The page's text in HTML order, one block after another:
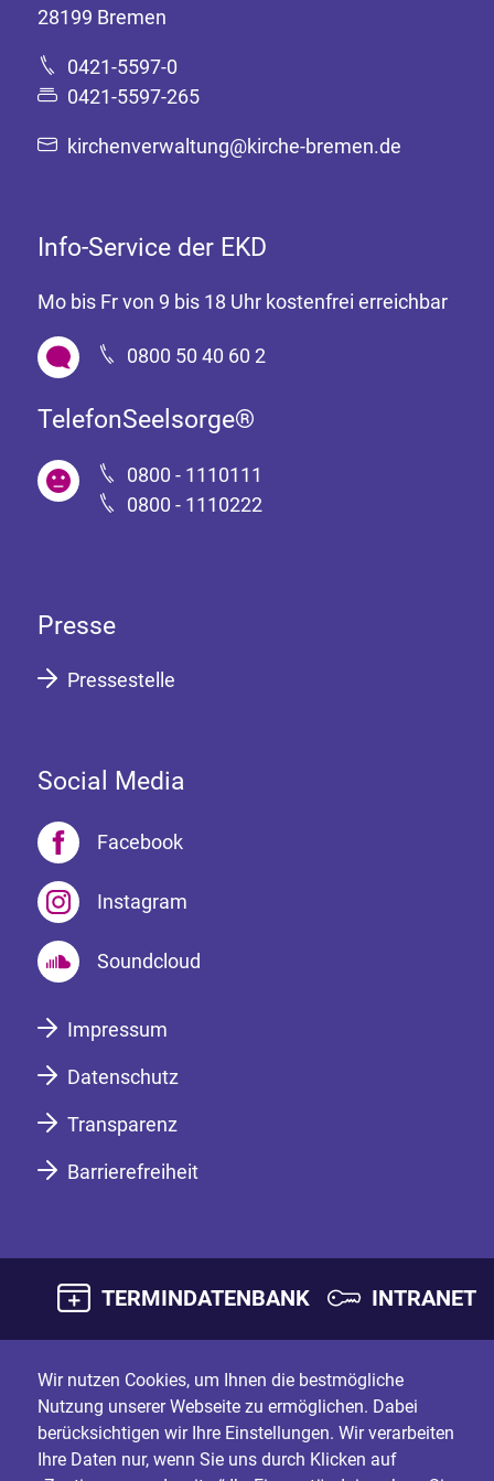
28199 Bremen
0421-5597-0
0421-5597-265
kirchenverwaltung@kirche-bremen.de
Info-Service der EKD
Mo bis Fr von 9 bis 18 Uhr kostenfrei erreichbar
0800 50 40 60 2
TelefonSeelsorge®
0800 - 1110111
0800 - 1110222
Presse
Pressestelle
Social Media
Facebook
Instagram
Soundcloud
Impressum
Datenschutz
Transparenz
Barrierefreiheit
TERMINDATENBANK INTRANET
Wir nutzen Cookies, um Ihnen die bestmögliche
Nutzung unserer Webseite zu ermöglichen. Dabei
berücksichtigen wir Ihre Einstellungen. Wir verarbeiten
Ihre Daten nur, wenn Sie uns durch Klicken auf